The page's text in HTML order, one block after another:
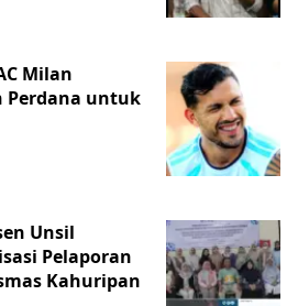
Milan
Perdana untuk
Unsil
Pelaporan
Kahuripan